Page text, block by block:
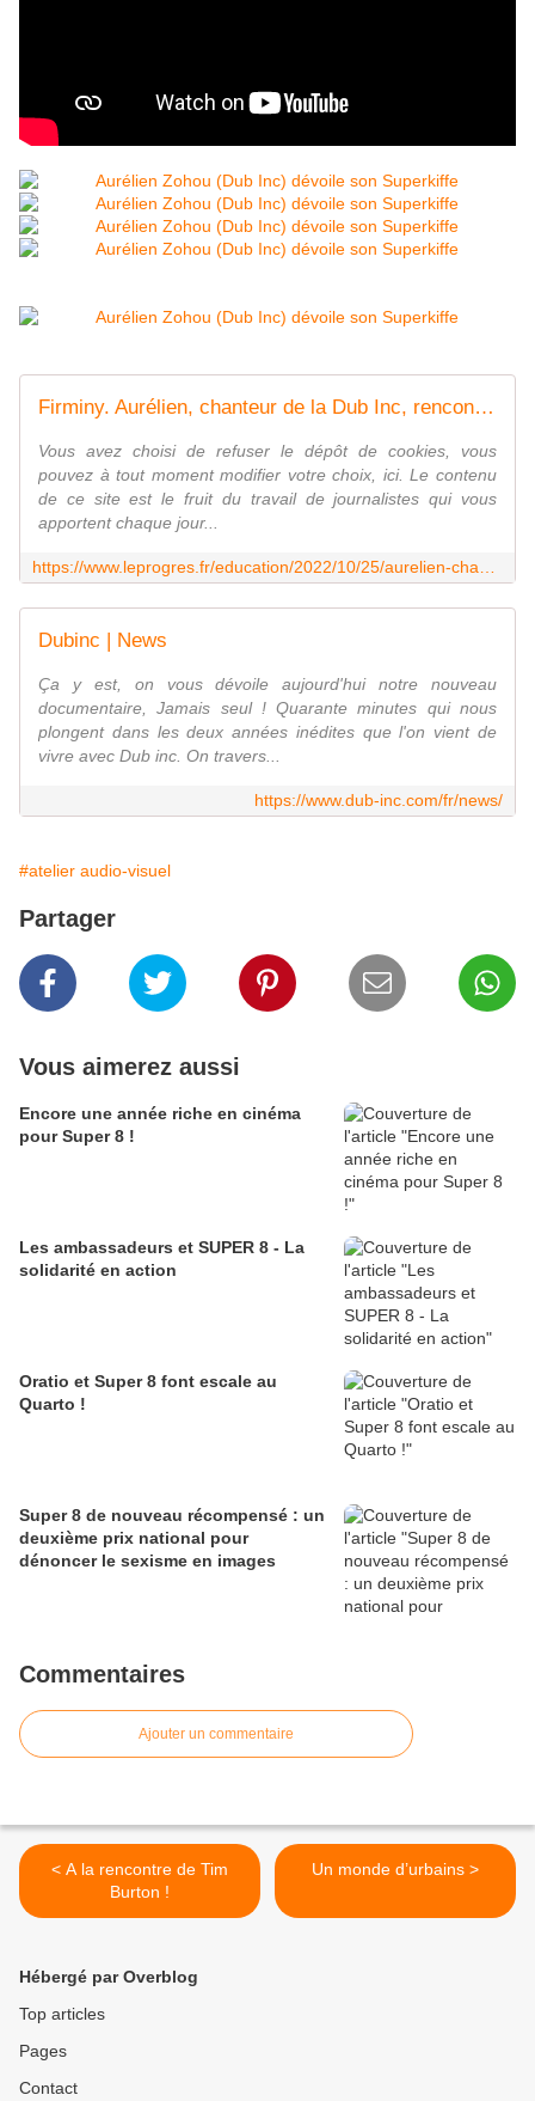
Firminy. Aurélien, chanteur de la Dub Inc, rencontre les élèves de Jacob-Holtzer
Vous avez choisi de refuser le dépôt de cookies, vous
pouvez à tout moment modifier votre choix, ici. Le contenu
de ce site est le fruit du travail de journalistes qui vous
apportent chaque jour...
Dubinc | News
Ça y est, on vous dévoile aujourd'hui notre nouveau
documentaire, Jamais seul ! Quarante minutes qui nous
plongent dans les deux années inédites que l'on vient de
vivre avec Dub inc. On travers...
https://www.dub-inc.com/fr/news/
#atelier audio-visuel
Partager
Vous aimerez aussi
Encore une année riche en cinéma
pour Super 8 !
Les ambassadeurs et SUPER 8 - La
solidarité en action
Oratio et Super 8 font escale au
Quarto !
Super 8 de nouveau récompensé : un
deuxième prix national pour
dénoncer le sexisme en images
Commentaires
Ajouter un commentaire
< A la rencontre de Tim
Burton !
Un monde d’urbains >
Hébergé par Overblog
Top articles
Pages
Contact